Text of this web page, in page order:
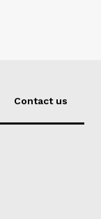
Contact us